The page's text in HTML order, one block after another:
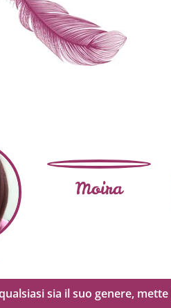
Moira
sia il suo genere,